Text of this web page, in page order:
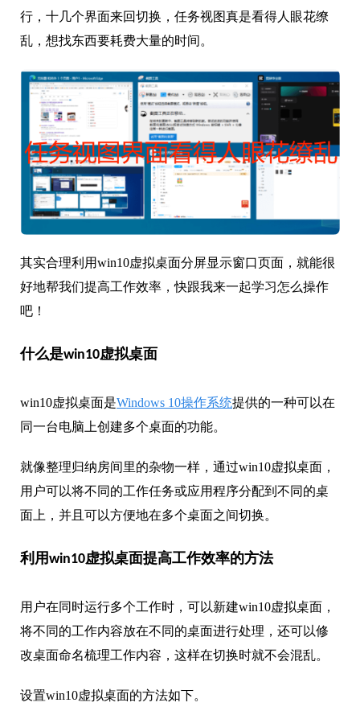
行，十几个界面来回切换，任务视图真是看得人眼花缭
乱，想找东西要耗费大量的时间。
其实合理利用win10虚拟桌面分屏显示窗口页面，就能很
好地帮我们提高工作效率，快跟我来一起学习怎么操作
吧！
什么是win10虚拟桌面
win10虚拟桌面是Windows 10操作系统提供的一种可以在
同一台电脑上创建多个桌面的功能。
就像整理归纳房间里的杂物一样，通过win10虚拟桌面，
用户可以将不同的工作任务或应用程序分配到不同的桌
面上，并且可以方便地在多个桌面之间切换。
利用win10虚拟桌面提高工作效率的方法
用户在同时运行多个工作时，可以新建win10虚拟桌面，
将不同的工作内容放在不同的桌面进行处理，还可以修
改桌面命名梳理工作内容，这样在切换时就不会混乱。
设置win10虚拟桌面的方法如下。